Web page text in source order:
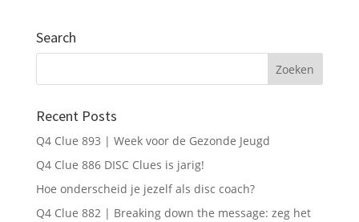
Search
Recent Posts
Q4 Clue 893 | Week voor de Gezonde Jeugd
Q4 Clue 886 DISC Clues is jarig!
Hoe onderscheid je jezelf als disc coach?
Q4 Clue 882 | Breaking down the message: zeg het